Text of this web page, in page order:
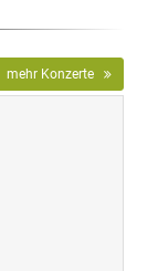
mehr Konzerte